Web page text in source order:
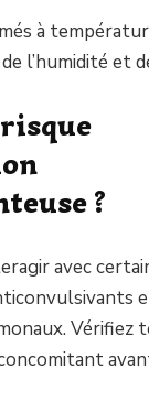
à
de l’humidité et
?
avec
Vérifiez